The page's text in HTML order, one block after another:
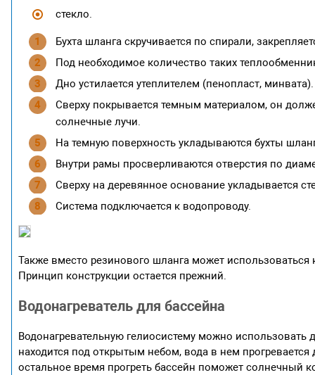
стекло.
Бухта шланга скручивается по спирали,
Под необходимое количество таких
Дно устилается утеплителем (пенопласт, минвата).
Сверху покрывается темным материалом, он
солнечные лучи.
На темную поверхность укладываются бухты
Внутри рамы просверливаются отверстия по
Сверху на деревянное основание укладывается
Система подключается к водопроводу.
Также вместо резинового шланга может использоваться
Принцип конструкции остается прежний.
Водонагреватель для бассейна
Водонагревательную гелиосистему можно
находится под открытым небом, вода в нем
остальное время прогреть бассейн поможет солнечный